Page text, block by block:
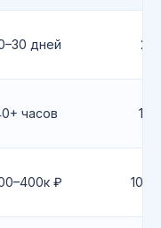
дней 21
часов
₽